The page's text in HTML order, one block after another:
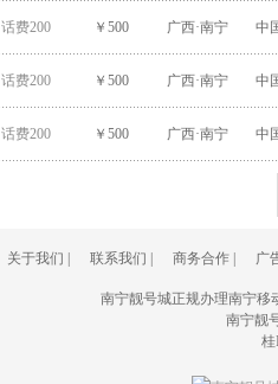
话费200 ￥500 广西·南宁 中
话费200 ￥500 广西·南宁 中
话费200 ￥500 广西·南宁 中
关于我们 联系我们 商务合作| 广
南宁靓号城正规办理南宁移
南宁靓
桂